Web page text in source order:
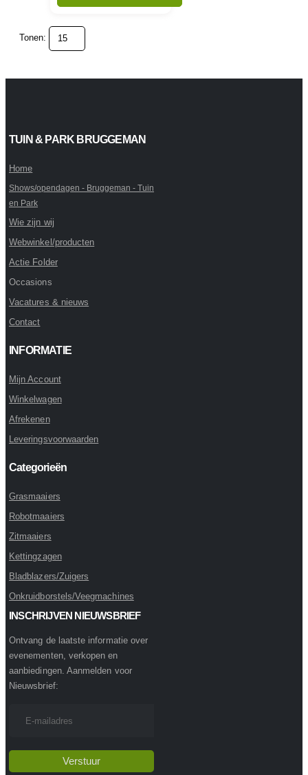
Tonen:
TUIN & PARK BRUGGEMAN
Home
Shows/opendagen - Bruggeman - Tuin
en Park
Wie zijn wij
Webwinkel/producten
Actie Folder
Occasions
Vacatures & nieuws
Contact
INFORMATIE
Mijn Account
Winkelwagen
Afrekenen
Leveringsvoorwaarden
Categorieën
Grasmaaiers
Robotmaaiers
Zitmaaiers
Kettingzagen
Bladblazers/Zuigers
Onkruidborstels/Veegmachines
INSCHRIJVEN NIEUWSBRIEF
Ontvang de laatste informatie over
evenementen, verkopen en
aanbiedingen. Aanmelden voor
Nieuwsbrief: